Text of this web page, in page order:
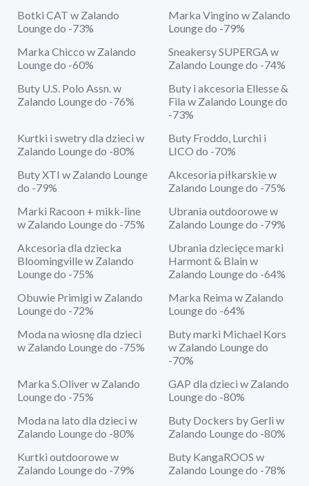
Botki CAT w Zalando
Lounge do -73%
Marka Vingino w Zalando
Lounge do -79%
Marka Chicco w Zalando
Lounge do -60%
Sneakersy SUPERGA w
Zalando Lounge do -74%
Buty U.S. Polo Assn. w
Zalando Lounge do -76%
Buty i akcesoria Ellesse &
Fila w Zalando Lounge do
-73%
Kurtki i swetry dla dzieci w
Zalando Lounge do -80%
Buty Froddo, Lurchi i
LICO do -70%
Buty XTI w Zalando Lounge
do -79%
Akcesoria piłkarskie w
Zalando Lounge do -75%
Marki Racoon + mikk-line
w Zalando Lounge do -75%
Ubrania outdoorowe w
Zalando Lounge do -79%
Akcesoria dla dziecka
Bloomingville w Zalando
Lounge do -75%
Ubrania dziecięce marki
Harmont & Blain w
Zalando Lounge do -64%
Obuwie Primigi w Zalando
Lounge do -72%
Marka Reima w Zalando
Lounge do -64%
Moda na wiosnę dla dzieci
w Zalando Lounge do -75%
Buty marki Michael Kors
w Zalando Lounge do
-70%
Marka S.Oliver w Zalando
Lounge do -75%
GAP dla dzieci w Zalando
Lounge do -80%
Moda na lato dla dzieci w
Zalando Lounge do -80%
Buty Dockers by Gerli w
Zalando Lounge do -80%
Kurtki outdoorowe w
Zalando Lounge do -79%
Buty KangaROOS w
Zalando Lounge do -78%